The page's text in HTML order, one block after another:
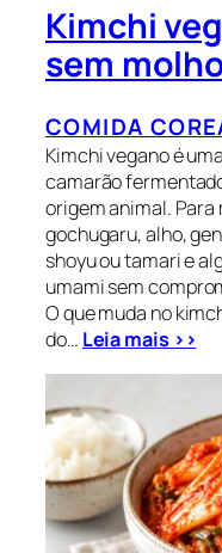
Kimchi
sem
COMIDA
Kimchi vegano é
camarão
origem animal.
gochugaru, alho,
shoyu ou tamari e
umami sem
O que muda no
do… Leia mais >>